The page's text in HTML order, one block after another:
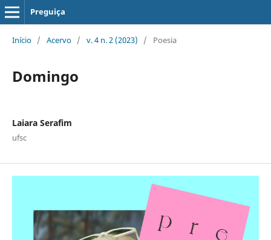
Preguiça
Início / Acervo / v. 4 n. 2 (2023) / Poesia
Domingo
Laiara Serafim
ufsc